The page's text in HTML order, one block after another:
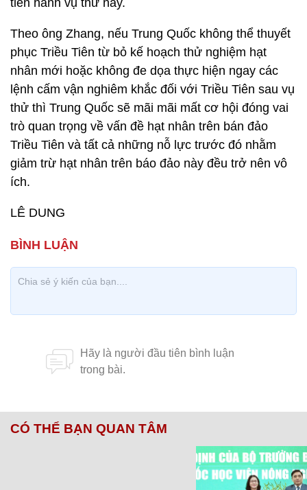
tiến hành vụ thử này.
Theo ông Zhang, nếu Trung Quốc không thể thuyết
phục Triều Tiên từ bỏ kế hoạch thử nghiệm hạt
nhân mới hoặc không đe dọa thực hiện ngay các
lệnh cấm vận nghiêm khắc đối với Triều Tiên sau vụ
thử thì Trung Quốc sẽ mãi mãi mất cơ hội đóng vai
trò quan trọng về vấn đề hạt nhân trên bán đảo
Triều Tiên và tất cả những nỗ lực trước đó nhằm
giảm trừ hạt nhân trên báo đảo này đều trở nên vô
ích.
LÊ DUNG
CÓ THỂ BẠN QUAN TÂM